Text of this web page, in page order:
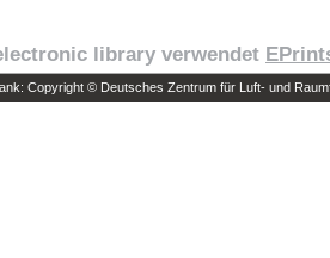
library verwendet
Copyright © Deutsches Zentrum für Luft- und